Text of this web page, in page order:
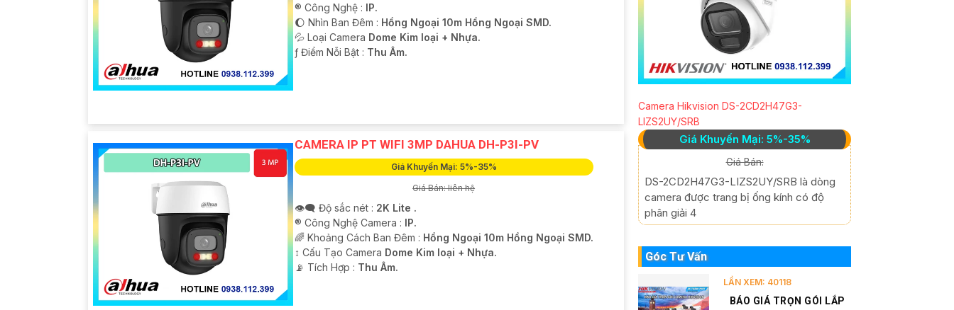
®️ Công Nghệ : IP.
🌔 Nhìn Ban Đêm : Hồng Ngoại 10m Hồng Ngoại SMD.
💦 Loại Camera Dome Kim loại + Nhựa.
️ƒ Điểm Nỗi Bật : Thu Âm.
CAMERA IP PT WIFI 3MP DAHUA DH-P3I-PV
Giá Khuyến Mại: 5%-35%
Giá Bán: liên hệ
👁️‍🗨 Độ sắc nét : 2K Lite .
®️ Công Nghệ Camera : IP.
🌈 Khoảng Cách Ban Đêm : Hồng Ngoại 10m Hồng Ngoại SMD.
↕️ Cấu Tạo Camera Dome Kim loại + Nhựa.
️📡 Tích Hợp : Thu Âm.
Camera Hikvision DS-2CD2H47G3-
LIZS2UY/SRB
Giá Khuyến Mại: 5%-35%
Giá Bán:
DS-2CD2H47G3-LIZS2UY/SRB là dòng
camera được trang bị ống kính có độ
phân giải 4
Góc Tư Vấn
LẦN XEM: 40118
BÁO GIÁ TRỌN GÓI LẮP